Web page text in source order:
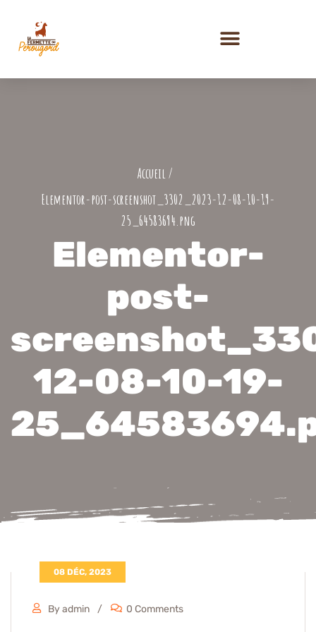
Elementor-post-screenshot_3302_2023-12-08-10-19-
25_64583694.png
Elementor-
post-
12-08-10-19-
08 DÉC, 2023
By admin 0 Comments